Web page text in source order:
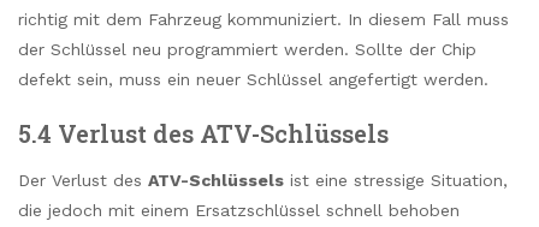
richtig mit dem Fahrzeug kommuniziert. In diesem Fall muss
der Schlüssel neu programmiert werden. Sollte der Chip
defekt sein, muss ein neuer Schlüssel angefertigt werden.
5.4 Verlust des ATV-Schlüssels
Der Verlust des ATV-Schlüssels ist eine stressige Situation,
die jedoch mit einem Ersatzschlüssel schnell behoben